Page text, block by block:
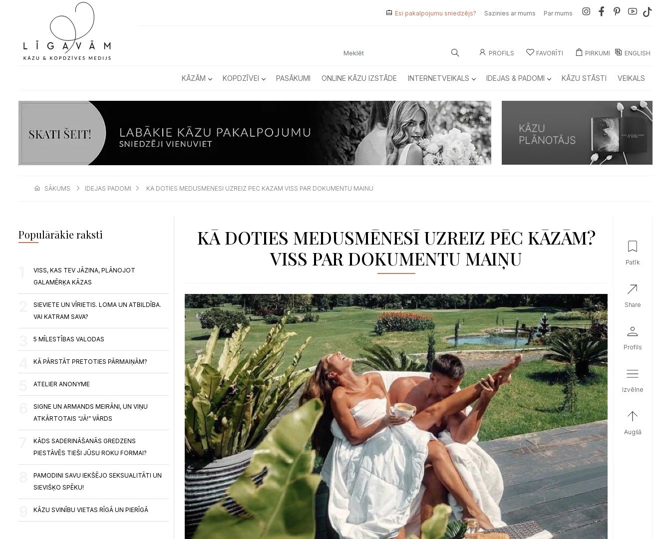
Esi pakalpojumu sniedzējs? Sazinies ar mums Par mums
PROFILS FAVORĪTI PIRKUMI ENGLISH
KĀZĀM KOPDZĪVEI PASĀKUMI ONLINE KĀZU IZSTĀDE INTERNETVEIKALS IDEJAS & PADOMI KĀZU STĀSTI VEIKALS
SĀKUMS IDEJAS PADOMI KA DOTIES MEDUSMENESI UZREIZ PEC KAZAM VISS PAR DOKUMENTU MAINU
Populārākie raksti
VISS, KAS TEV JĀZINA, PLĀNOJOT
GALAMĒRĶA KĀZAS
SIEVIETE UN VĪRIETIS. LOMA UN ATBILDĪBA.
VAI KATRAM SAVA?
5 MĪLESTĪBAS VALODAS
KĀ PĀRSTĀT PRETOTIES PĀRMAIŅĀM?
ATELIER ANONYME
SIGNE UN ARMANDS MEIRĀNI, UN VIŅU
ATKĀRTOTAIS “JĀ!” VĀRDS
KĀDS SADERINĀŠANĀS GREDZENS
PIESTĀVĒS TIEŠI JŪSU ROKU FORMAI?
PAMODINI SAVU IEKŠĒJO SEKSUALITĀTI UN
SIEVIŠĶO SPĒKU!
KĀZU SVINĪBU VIETAS RĪGĀ UN PIERĪGĀ
KĀ DOTIES MEDUSMĒNESĪ UZREIZ PĒC KĀZĀM?
VISS PAR DOKUMENTU MAIŅU
patīk
share
profils
izvēlne
augšā